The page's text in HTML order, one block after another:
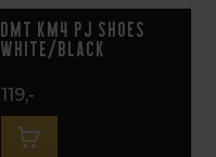
DMT KM4 PJ Shoes
White/Black
119,-